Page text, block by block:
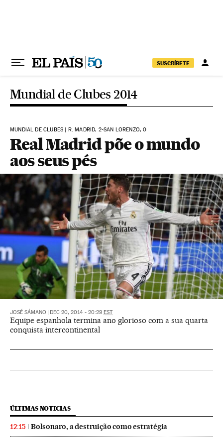
SUSCRÍBETE
Mundial de Clubes 2014
MUNDIAL DE CLUBES | R. MADRID, 2-SAN LORENZO, 0
Real Madrid põe o mundo
aos seus pés
JOSÉ SÁMANO DEC 20, 2014 - 20:29 EST
Equipe espanhola termina ano glorioso com a sua quarta
conquista intercontinental
ÚLTIMAS NOTICIAS
12:15 Bolsonaro, a destruição como estratégia